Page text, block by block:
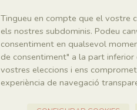
Tingueu en compte que el vostre
els nostres subdominis. Podeu
consentiment en qualsevol
de consentiment" a la part
vostres eleccions i ens
experiència de navegació